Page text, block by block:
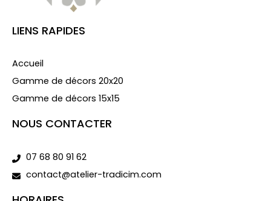
LIENS RAPIDES
Accueil
Gamme de décors 20x20
Gamme de décors 15x15
NOUS CONTACTER
07 68 80 91 62
contact@atelier-tradicim.com